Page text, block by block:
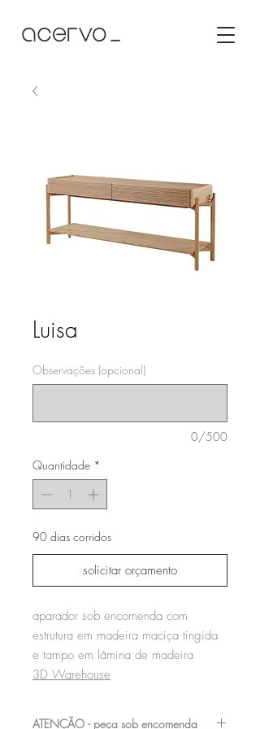
Luisa
Observações (opcional)
0/500
Quantidade *
90 dias corridos
solicitar orçamento
aparador sob encomenda com
estrutura em madeira maciça tingida
e tampo em lâmina de madeira
3D Warehouse
ATENÇÃO - peça sob encomenda